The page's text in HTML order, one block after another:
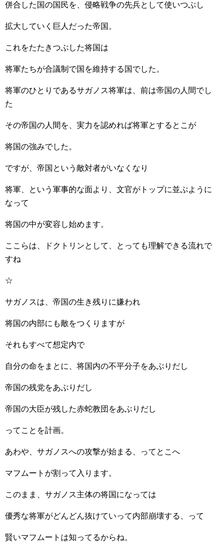
併合した国の国民を、侵略戦争の先兵として使いつぶし
拡大していく巨人だった帝国。
これをたたきつぶした将国は
将軍たちが合議制で国を維持する国でした。
将軍のひとりであるサガノス将軍は、前は帝国の人間でし
た
その帝国の人間を、実力を認めれば将軍とするとこが
将国の強みでした。
ですが、帝国という敵対者がいなくなり
将軍、という軍事的な面より、文官がトップに並ぶように
なって
将国の中が変容し始めます。
ここらは、ドクトリンとして、とっても理解できる流れで
すね
☆
サガノスは、帝国の生き残りに嫌われ
将国の内部にも敵をつくりますが
それもすべて想定内で
自分の命をまとに、将国内の不平分子をあぶりだし
帝国の残党をあぶりだし
帝国の大臣が残した赤蛇教団をあぶりだし
ってことを計画。
あわや、サガノスへの攻撃が始まる、ってとこへ
マフムートが割って入ります。
このまま、サガノス主体の将国になっては
優秀な将軍がどんどん抜けていって内部崩壊する、って
賢いマフムートは知ってるからね。